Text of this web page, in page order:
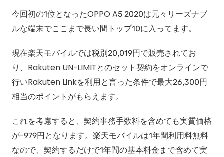
今回初の1位となったOPPO A5 2020は元々リーズナブ
ルな端末でここまで長い間トップ10に入ってます。
現在楽天モバイルでは税別20,019円で販売されてお
り、Rakuten UN-LIMITとのセット契約をオンラインで
行いRakuten Linkを利用と言った条件で最大26,300円
相当のポイントがもらえます。
これを考慮すると、契約事務手数料を含めても実質価格
が-979円となります。楽天モバイルは1年間利用料無料
なので、契約するだけで1年間の基本料金まで含めて実